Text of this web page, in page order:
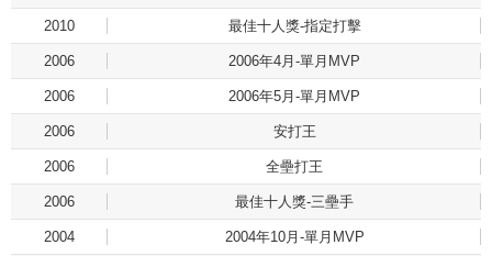
2010 最佳十人獎-指定打擊
2006 2006年4月-單月MVP
2006 2006年5月-單月MVP
2006 安打王
2006 全壘打王
2006 最佳十人獎-三壘手
2004 2004年10月-單月MVP